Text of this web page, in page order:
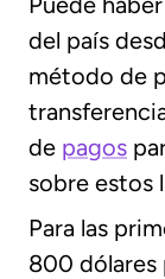
del país
método de
de pagos
sobre estos
Para las
800 dólares